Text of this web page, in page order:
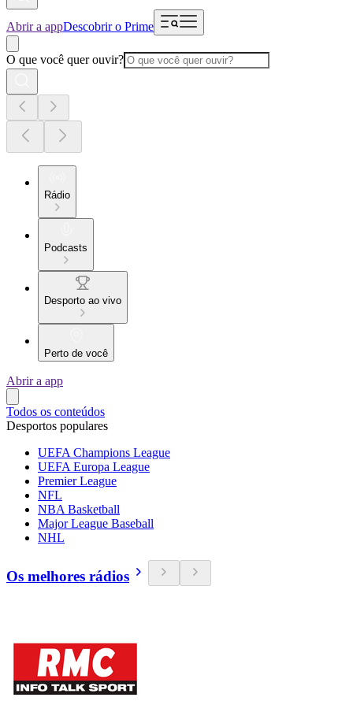
Abrir a appDescobrir o Prime
O que você quer ouvir?
Rádio
Podcasts
Desporto ao vivo
Perto de você
Abrir a app
Todos os conteúdos
Desportos populares
UEFA Champions League
UEFA Europa League
Premier League
NFL
NBA Basketball
Major League Baseball
NHL
Os melhores rádios